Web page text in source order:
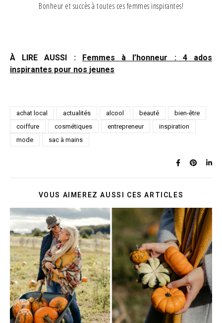
Bonheur et succès à toutes ces femmes inspirantes!
À LIRE AUSSI : Femmes à l’honneur : 4 ados
inspirantes pour nos jeunes
achat local actualités alcool beauté
bien-être
coiffure
cosmétiques entrepreneur
inspiration
mode
sac à mains
VOUS AIMEREZ AUSSI CES ARTICLES